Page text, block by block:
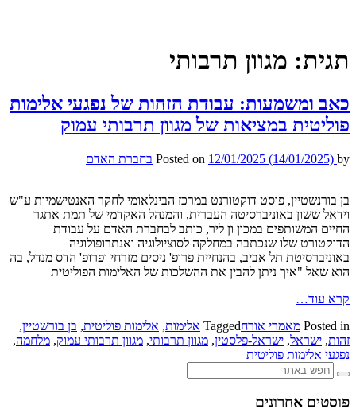
תגית: מגוון תרבותי
כאב ומשמעות: עבודת הזהות של נפגעי אלימות
פוליטית במציאות של מגוון תרבותי עמוק
Posted on 12/01/2025 (14/01/2025) by בחברת האדם
בן בורנשטיין, פוסט דוקטורנט במרכז הבינלאומי לחקר האנטישמיות ע"ש
וידאל ששון באוניברסיטה העברית, והמנהל האקדמי של תמת אתגר
החיים המשותפים במכון ון ליר, כותב לבחברת האדם על עבודת
הדוקטורט שלו שנכתבה במחלקה לסוציולוגיה ואנתרופולוגיה
באוניברסיטת תל אביב, בהנחיית פרופ' ניסים מזרחי ופרופ' הדס מנדל, בה
הוא שאל "איך ניתן להבין את ההשלכות של האלימות הפוליטית
קרא עוד…
Posted in מאמרי אורחTagged אלימות, אלימות פוליטית, בן בורשטיין,
זהות, ישראל, ישראל-פלסטין, מגוון תרבותי, מגוון תרבותי עמוק, מלחמה,
נפגעי אלימות פוליטית
פוסטים אחרונים